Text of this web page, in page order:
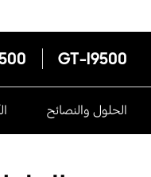
GT-I9500
الحلول والنصائح